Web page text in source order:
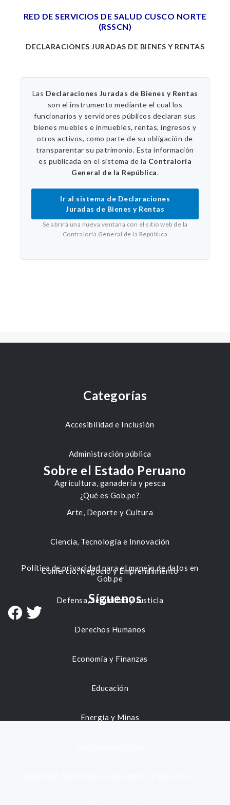
RED DE SERVICIOS DE SALUD CUSCO NORTE
(RSSCN)
DECLARACIONES JURADAS DE BIENES Y RENTAS
Las Declaraciones Juradas de Bienes y Rentas
son el instrumento mediante el cual los
funcionarios y servidores públicos declaran sus
bienes muebles e inmuebles, rentas, ingresos y
otros activos, como parte de su obligación de
transparentar su patrimonio. Esta información
es publicada en el sistema de la Contraloría
General de la República.
Ir al sistema de Declaraciones
Juradas de Bienes y Rentas
Se abrirá una nueva ventana con el sitio web de la
Contraloría General de la República
Categorías
Accesibilidad e Inclusión
Administración pública
Agricultura, ganadería y pesca
Arte, Deporte y Cultura
Ciencia, Tecnología e Innovación
Comercio, Negocio y Emprendimiento
Defensa, Seguridad y Justicia
Derechos Humanos
Economía y Finanzas
Educación
Energía y Minas
Sobre el Estado Peruano
¿Qué es Gob.pe?
Política de privacidad para el manejo de datos en
Gob.pe
Síguenos